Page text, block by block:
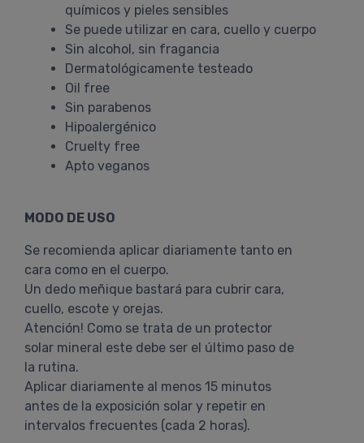
químicos y pieles sensibles
Se puede utilizar en cara, cuello y cuerpo
Sin alcohol, sin fragancia
Dermatológicamente testeado
Oil free
Sin parabenos
Hipoalergénico
Cruelty free
Apto veganos
MODO DE USO
Se recomienda aplicar diariamente tanto en
cara como en el cuerpo.
Un dedo meñique bastará para cubrir cara,
cuello, escote y orejas.
Atención! Como se trata de un protector
solar mineral este debe ser el último paso de
la rutina.
Aplicar diariamente al menos 15 minutos
antes de la exposición solar y repetir en
intervalos frecuentes (cada 2 horas).